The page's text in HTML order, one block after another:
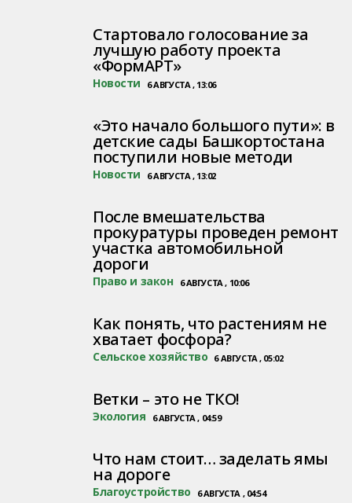
Стартовало голосование за
лучшую работу проекта
«ФормАРТ»
Новости 6 АВГУСТА , 13:06
«Это начало большого пути»: в
детские сады Башкортостана
поступили новые методи
Новости 6 АВГУСТА , 13:02
После вмешательства
прокуратуры проведен ремонт
участка автомобильной
дороги
Право и закон 6 АВГУСТА , 10:06
Как понять, что растениям не
хватает фосфора?
Сельское хозяйство 6 АВГУСТА , 05:02
Ветки – это не ТКО!
Экология 6 АВГУСТА , 04:59
Что нам стоит… заделать ямы
на дороге
Благоустройство 6 АВГУСТА , 04:54